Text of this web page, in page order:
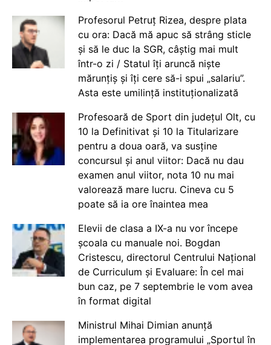
Profesorul Petruț Rizea, despre plata
cu ora: Dacă mă apuc să strâng sticle
și să le duc la SGR, câștig mai mult
într-o zi / Statul îți aruncă niște
mărunțiș și îți cere să-i spui „salariu”.
Asta este umilință instituționalizată
Profesoară de Sport din județul Olt, cu
10 la Definitivat și 10 la Titularizare
pentru a doua oară, va susține
concursul și anul viitor: Dacă nu dau
examen anul viitor, nota 10 nu mai
valorează mare lucru. Cineva cu 5
poate să ia ore înaintea mea
Elevii de clasa a IX-a nu vor începe
școala cu manuale noi. Bogdan
Cristescu, directorul Centrului Național
de Curriculum și Evaluare: În cel mai
bun caz, pe 7 septembrie le vom avea
în format digital
Ministrul Mihai Dimian anunță
implementarea programului „Sportul în